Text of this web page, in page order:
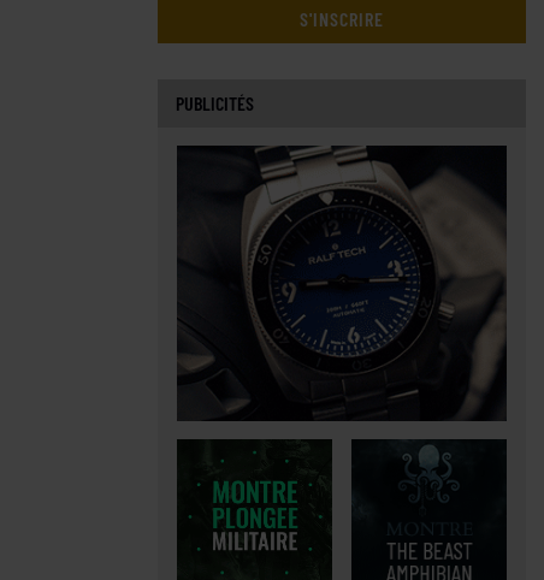
S'INSCRIRE
PUBLICITÉS